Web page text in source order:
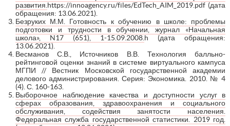
развития. https://innoagency.ru/files/EdTech_AIM_2019.pdf (дата
обращения: 13.06.2021).
Безруких М.М. Готовность к обучению в школе: проблемы
подготовки и трудности в обучении, журнал «Начальная
школа», N17 (651), 1-15.09.2008. h (дата обращения:
13.06.2021).
Весманов С.В., Источников В.В. Технология балльно-
рейтинговой оценки знаний в системе виртуального кампуса
МГПИ // Вестник Московской государственной академии
делового администрирования. Серия: Экономика. 2010. № 4
(4). С. 160-163.
Выборочное наблюдение качества и доступности услуг в
сферах образования, здравоохранения и социального
обслуживания, содействия занятости населения.
Федеральная служба государственной статистики. 2019 год.